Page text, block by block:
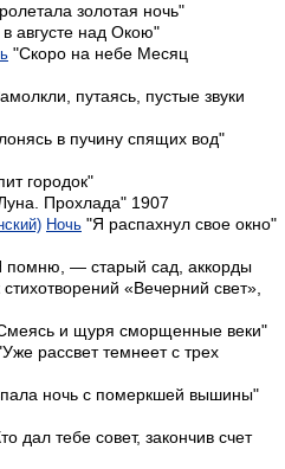
золотая ночь"
августе над Окою"
"Скоро на небе Месяц
путаясь, пустые звуки
в пучину спящих вод"
городок"
Прохлада" 1907
Ночь "Я распахнул свое окно"
помню, — старый сад, аккорды
«Вечерний свет»,
и щуря сморщенные веки"
рассвет темнеет с трех
ночь с померкшей вышины"
дал тебе совет, закончив счет